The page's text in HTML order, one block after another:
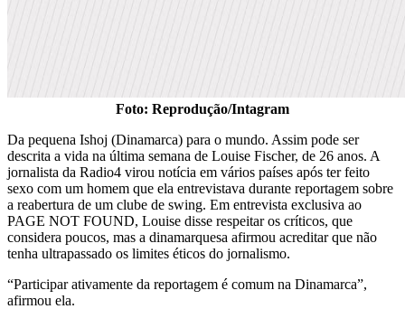
Foto: Reprodução/Intagram
Da pequena Ishoj (Dinamarca) para o mundo. Assim pode ser
descrita a vida na última semana de Louise Fischer, de 26 anos. A
jornalista da Radio4 virou notícia em vários países após ter feito
sexo com um homem que ela entrevistava durante reportagem sobre
a reabertura de um clube de swing. Em entrevista exclusiva ao
PAGE NOT FOUND, Louise disse respeitar os críticos, que
considera poucos, mas a dinamarquesa afirmou acreditar que não
tenha ultrapassado os limites éticos do jornalismo.
“Participar ativamente da reportagem é comum na Dinamarca”,
afirmou ela.